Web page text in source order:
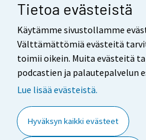
Tietoa evästeistä
Käytämme sivustollamme
Välttämättömiä evästeitä
toimii oikein. Muita evästeitä
podcastien ja palautepalvelun
Lue lisää evästeistä.
Hyväksyn kaikki evästeet
Yhteystiedot
Palaute
Käyttöehdot
Saavutettavuus
Tietoa sivustosta